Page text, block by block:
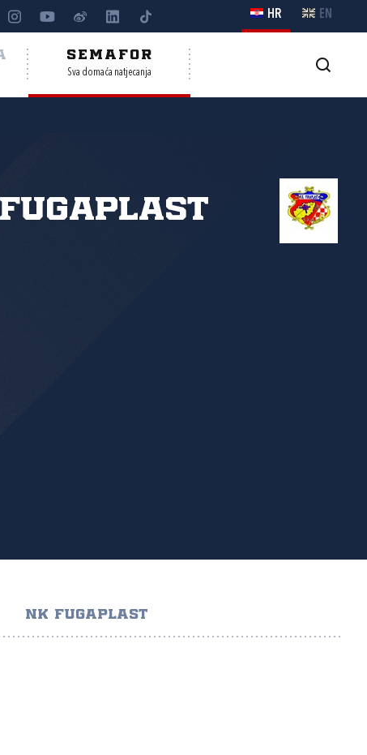
HR EN
SEMAFOR
Sva domaća natjecanja
Fugaplast
NK FUGAPLAST